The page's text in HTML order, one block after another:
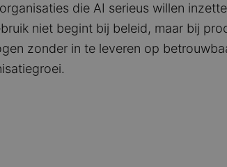
die AI serieus willen
niet begint bij beleid, maar bij
zonder in te leveren op